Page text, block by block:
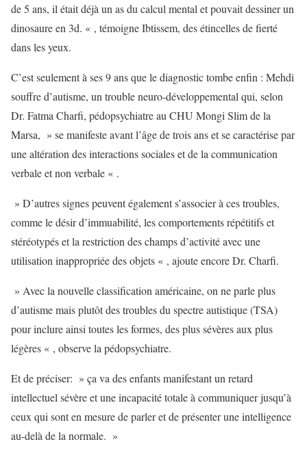
de 5 ans, il était déjà un as du calcul mental et pouvait dessiner un
dinosaure en 3d. « , témoigne Ibtissem, des étincelles de fierté
dans les yeux.
C’est seulement à ses 9 ans que le diagnostic tombe enfin : Mehdi
souffre d’autisme, un trouble neuro-développemental qui, selon
Dr. Fatma Charfi, pédopsychiatre au CHU Mongi Slim de la
Marsa, » se manifeste avant l’âge de trois ans et se caractérise par
une altération des interactions sociales et de la communication
verbale et non verbale « .
» D’autres signes peuvent également s’associer à ces troubles,
comme le désir d’immuabilité, les comportements répétitifs et
stéréotypés et la restriction des champs d’activité avec une
utilisation inappropriée des objets « , ajoute encore Dr. Charfi.
» Avec la nouvelle classification américaine, on ne parle plus
d’autisme mais plutôt des troubles du spectre autistique (TSA)
pour inclure ainsi toutes les formes, des plus sévères aux plus
légères « , observe la pédopsychiatre.
Et de préciser: » ça va des enfants manifestant un retard
intellectuel sévère et une incapacité totale à communiquer jusqu’à
ceux qui sont en mesure de parler et de présenter une intelligence
au-delà de la normale. »